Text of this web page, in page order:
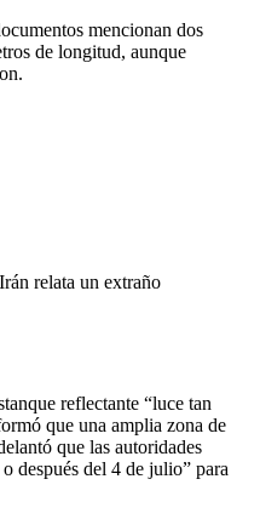
mencionan dos
de longitud, aunque
relata un extraño
reflectante “luce tan
que una amplia zona de
que las autoridades
después del 4 de julio” para